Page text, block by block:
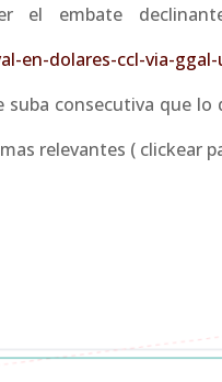
el embate
en-dolares-ccl-via-
consecutiva que
relevantes ( clickear